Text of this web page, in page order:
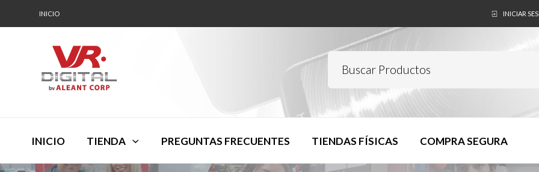
INICIO INICIAR
INICIO TIENDA PREGUNTAS FRECUENTES TIENDAS FÍSICAS COMPRA SEGURA